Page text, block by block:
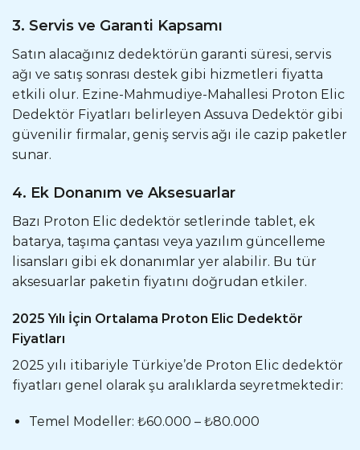
3. Servis ve Garanti Kapsamı
Satın alacağınız dedektörün garanti süresi, servis
ağı ve satış sonrası destek gibi hizmetleri fiyatta
etkili olur. Ezine-Mahmudiye-Mahallesi Proton Elic
Dedektör Fiyatları belirleyen Assuva Dedektör gibi
güvenilir firmalar, geniş servis ağı ile cazip paketler
sunar.
4. Ek Donanım ve Aksesuarlar
Bazı Proton Elic dedektör setlerinde tablet, ek
batarya, taşıma çantası veya yazılım güncelleme
lisansları gibi ek donanımlar yer alabilir. Bu tür
aksesuarlar paketin fiyatını doğrudan etkiler.
2025 Yılı İçin Ortalama Proton Elic Dedektör
Fiyatları
2025 yılı itibariyle Türkiye’de Proton Elic dedektör
fiyatları genel olarak şu aralıklarda seyretmektedir:
Temel Modeller: ₺60.000 – ₺80.000